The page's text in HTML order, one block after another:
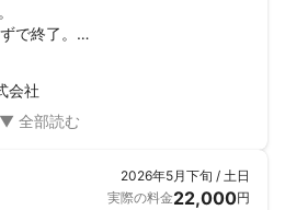
で終了。
した。
会社
2026年5月下旬 / 土日
実際の料金22,000円